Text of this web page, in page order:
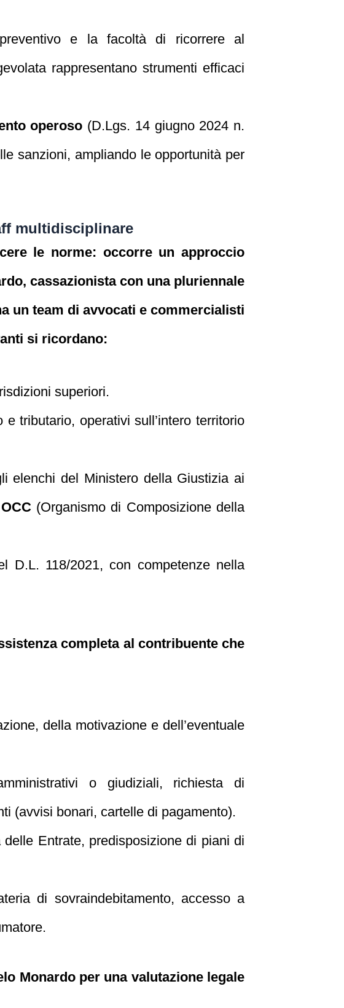
e la facoltà di ricorrere al
rappresentano strumenti efficaci
operoso (D.Lgs. 14 giugno 2024 n.
sanzioni, ampliando le opportunità per
multidisciplinare
le norme: occorre un approccio
cassazionista con una pluriennale
un team di avvocati e commercialisti
si ricordano:
superiori.
tributario, operativi sull’intero territorio
elenchi del Ministero della Giustizia ai
(Organismo di Composizione della
D.L. 118/2021, con competenze nella
completa al contribuente che
della motivazione e dell’eventuale
o giudiziali, richiesta di
(avvisi bonari, cartelle di pagamento).
delle Entrate, predisposizione di piani di
di sovraindebitamento, accesso a
Monardo per una valutazione legale